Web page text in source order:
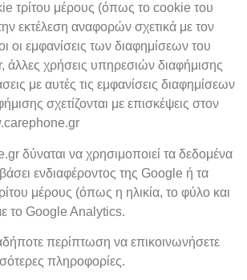
τρίτου μέρους (όπως το cookie του
εκτέλεση αναφορών σχετικά με τον
οι εμφανίσεις των διαφημίσεων του
χρήσεις υπηρεσιών διαφήμισης
με αυτές τις εμφανίσεις διαφημίσεων
σχετίζονται με επισκέψεις στον
δύναται να χρησιμοποιεί τα δεδομένα
ενδιαφέροντος της Google ή τα
μέρους (όπως η ηλικία, το φύλο και
το Google Analytics.
περίπτωση να επικοινωνήσετε
πληροφορίες.